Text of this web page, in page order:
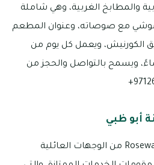
والمطابخ الغربية، وهي شاملة
مع صوصاته، وعنوان المطعم
الكورنيش، ويعمل كل يوم من
7 صباحًا إلى 11 مساءً، ويسمح بالتواصل والحجز من
أبو ظبي
يعتبر مطعم ماء الورد Rosewater من الوجهات العائلية